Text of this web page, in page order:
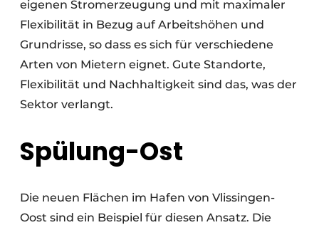
eigenen Stromerzeugung und mit maximaler
Flexibilität in Bezug auf Arbeitshöhen und
Grundrisse, so dass es sich für verschiedene
Arten von Mietern eignet. Gute Standorte,
Flexibilität und Nachhaltigkeit sind das, was der
Sektor verlangt.
Spülung-Ost
Die neuen Flächen im Hafen von Vlissingen-
Oost sind ein Beispiel für diesen Ansatz. Die